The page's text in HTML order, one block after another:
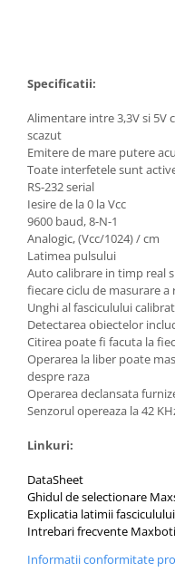
Specificatii:
Alimentare intre 3,3V si
scazut
Emitere de mare putere
Toate interfetele sunt
RS-232 serial
Iesire de la 0 la Vcc
9600 baud, 8-N-1
Analogic, (Vcc/1024) / cm
Latimea pulsului
Auto calibrare in timp real
fiecare ciclu de masurare a
Unghi al fasciculului calibrat
Detectarea obiectelor
Citirea poate fi facuta la
Operarea la liber poate
despre raza
Operarea declansata
Senzorul opereaza la 42
Linkuri:
DataSheet
Ghidul de selectionare
Explicatia latimii fasciculului
Intrebari frecvente
Informatii conformitate